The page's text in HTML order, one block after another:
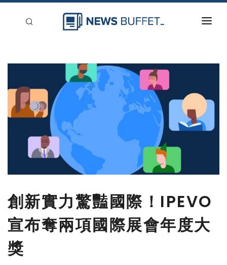
登入
刊登
創新實力驚豔國際！IPEVO
宣布奪兩項國際展會年度大
獎